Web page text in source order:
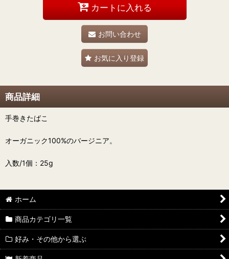
カートに入れる
お問い合わせ
お気に入り登録
商品詳細
手巻きたばこ
オーガニック100%のバージニア。
入数/1個：25g
ホーム
商品カテゴリ一覧
好み・その他から選ぶ